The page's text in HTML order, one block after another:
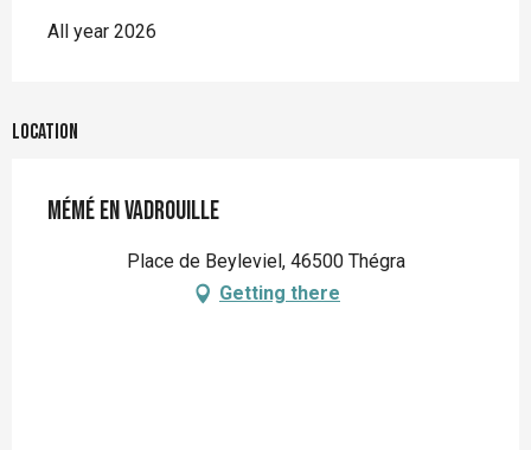
All year 2026
Location
Mémé en vadrouille
Place de Beyleviel, 46500 Thégra
Getting there